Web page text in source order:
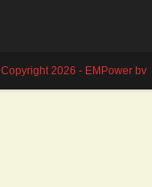
Copyright 2026 - EMPower bv